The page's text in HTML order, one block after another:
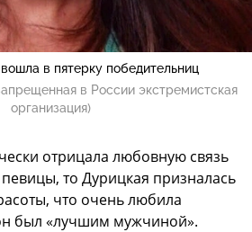
в пятерку победительниц
в России экстремистская
организация)
отрицала любовную связь
то Дурицкая призналась
что очень любила
был «лучшим мужчиной».